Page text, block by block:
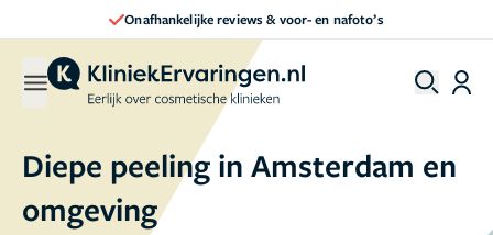
Onafhankelijke reviews & voor- en nafoto’s
Diepe peeling in Amsterdam en
omgeving